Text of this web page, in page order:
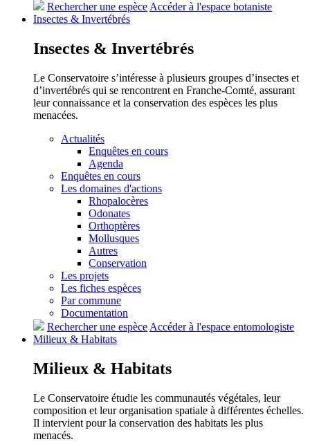
Rechercher une espèceAccéder à l'espace botaniste
Insectes & Invertébrés
Insectes & Invertébrés
Le Conservatoire s’intéresse à plusieurs groupes d’insectes et
d’invertébrés qui se rencontrent en Franche-Comté, assurant
leur connaissance et la conservation des espèces les plus
menacées.
Actualités
Enquêtes en cours
Agenda
Enquêtes en cours
Les domaines d'actions
Rhopalocères
Odonates
Orthoptères
Mollusques
Autres
Conservation
Les projets
Les fiches espèces
Par commune
Documentation
Rechercher une espèce Accéder à l'espace entomologiste
Milieux & Habitats
Milieux & Habitats
Le Conservatoire étudie les communautés végétales, leur
composition et leur organisation spatiale à différentes échelles.
Il intervient pour la conservation des habitats les plus
menacés.